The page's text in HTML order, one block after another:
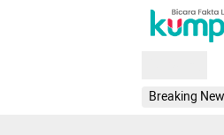
Breaking